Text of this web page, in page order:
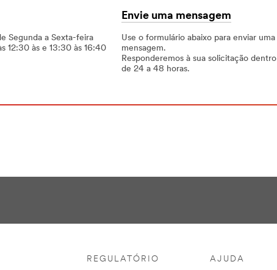
Segunda a Sexta-feira
12:30 às e 13:30 às 16:40
Envie uma mensagem
Use o formulário abaixo para enviar uma
mensagem.
Responderemos à sua solicitação dentro
de 24 a 48 horas.
REGULATÓRIO AJUDA